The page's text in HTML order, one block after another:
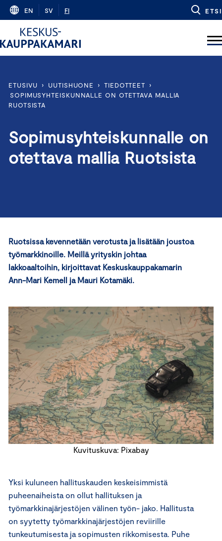
Skip
content
EN SV FI ETSI
ETUSIVU › UUTISHUONE › TIEDOTTEET
›
SOPIMUSYHTEISKUNNALLE ON OTETTAVA MALLIA
RUOTSISTA
Sopimusyhteiskunnalle on
otettava mallia Ruotsista
Ruotsissa kevennetään verotusta ja lisätään joustoa
työmarkkinoille. Meillä yrityskin johtaa
lakkoaaltoihin, kirjoittavat Keskuskauppakamarin
Ann-Mari Kemell ja Mauri Kotamäki.
Kuvituskuva: Pixabay
Yksi kuluneen hallituskauden keskeisimmistä
puheenaiheista on ollut hallituksen ja
työmarkkinajärjestöjen välinen työn- jako. Hallitusta
on syytetty työmarkkinajärjestöjen reviirille
tunkeutumisesta ja sopimusten rikkomisesta. Puhe